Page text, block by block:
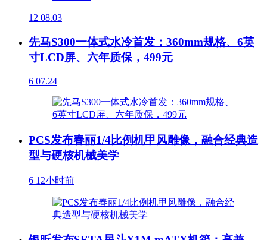
12 08.03
先马S300一体式水冷首发：360mm规格、6英
寸LCD屏、六年质保，499元
6 07.24
PCS发布春丽1/4比例机甲风雕像，融合经典造
型与硬核机械美学
6 12小时前